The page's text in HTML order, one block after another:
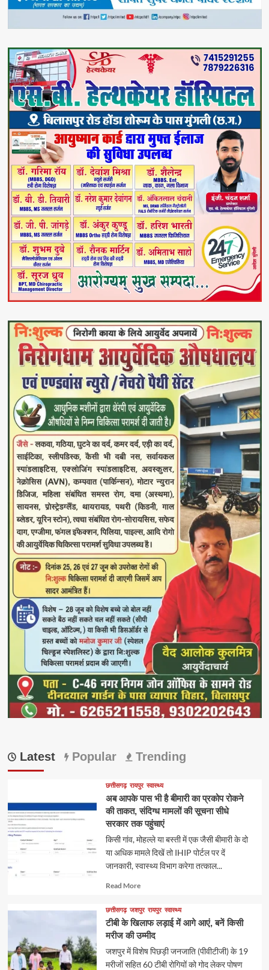
Latest Popular Trending
छत्तीसगढ़ रायपुर स्वास्थ्य
अब आपके पास भी है बीमारी का प्रकोप रोकने
की ताकत, संदिग्ध मामलों की सूचना सीधे
सरकार तक पहुंचाएं
किसी गांव, मोहल्ले या बस्ती में एक जैसी बीमारी के दो
या अधिक मामले दिखें तो IHIP पोर्टल पर दें
जानकारी, स्वास्थ्य विभाग करेगा तत्काल...
Read MoreRead
about
छत्तीसगढ़ जशपुर रायपुर स्वास्थ्य
टीबी के खिलाफ लड़ाई में आगे आएं, बनें किसी
मरीज की उम्मीद
जशपुर में विशेष पिछड़ी जनजाति (पीवीटीजी) के 19
मरीजों सहित 60 टीबी रोगियों को गोद लेकर पोषण